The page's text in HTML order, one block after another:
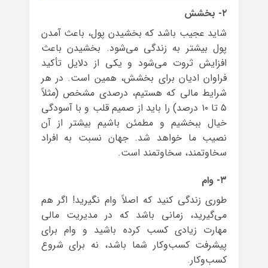
۲- بخشش
شاید عجیب باشد که بخشیدن پول، باعث آمدن
پول بیشتر به زندگی می‌شود. بخشیدن باعث
افزایش ثروت می‌شود و یکی از دلایل تأکید
فراوان ادیان برای بخشش، همین است. در هر
شرایط مالی که هستیم، درصدی مشخص (مثلاً
۵ تا ۱۰ درصد) را باید از صمیم قلب و با آسودگی
خیال ببخشیم و مطمئن باشیم بیشتر از آن
نصیب ما خواهد شد. جهان نسبت به افراد
سخاوتمند، سخاوتمند است.
۳- وام
طوری زندگی کنید که اصلاً وام نگیرید! اگر هم
می‌گیرید، زمانی باشد که در مدیریت مالی
مهارت زیادی کسب کرده باشید و وام برای
پیشرفت کسب‌وکار شما باشد، نه برای شروع
کسب‌وکار.